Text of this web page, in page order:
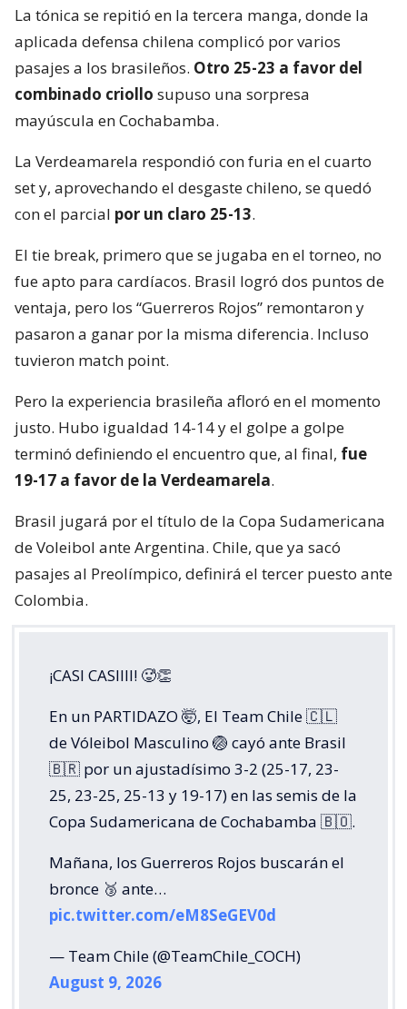
La tónica se repitió en la tercera manga, donde la
aplicada defensa chilena complicó por varios
pasajes a los brasileños. Otro 25-23 a favor del
combinado criollo supuso una sorpresa
mayúscula en Cochabamba.
La Verdeamarela respondió con furia en el cuarto
set y, aprovechando el desgaste chileno, se quedó
con el parcial por un claro 25-13.
El tie break, primero que se jugaba en el torneo, no
fue apto para cardíacos. Brasil logró dos puntos de
ventaja, pero los “Guerreros Rojos” remontaron y
pasaron a ganar por la misma diferencia. Incluso
tuvieron match point.
Pero la experiencia brasileña afloró en el momento
justo. Hubo igualdad 14-14 y el golpe a golpe
terminó definiendo el encuentro que, al final, fue
19-17 a favor de la Verdeamarela.
Brasil jugará por el título de la Copa Sudamericana
de Voleibol ante Argentina. Chile, que ya sacó
pasajes al Preolímpico, definirá el tercer puesto ante
Colombia.
¡CASI CASIIII! 🥵👏
En un PARTIDAZO 🤯, El Team Chile 🇨🇱
de Vóleibol Masculino 🏐 cayó ante Brasil
🇧🇷 por un ajustadísimo 3-2 (25-17, 23-
25, 23-25, 25-13 y 19-17) en las semis de la
Copa Sudamericana de Cochabamba 🇧🇴.
Mañana, los Guerreros Rojos buscarán el
bronce 🥉 ante…
pic.twitter.com/eM8SeGEV0d
— Team Chile (@TeamChile_COCH)
August 9, 2026